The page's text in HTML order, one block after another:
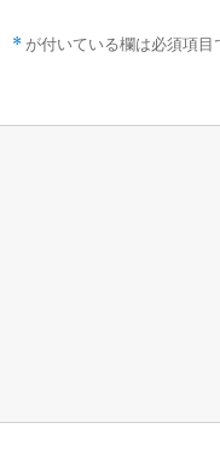
* が付いている欄は必須項目